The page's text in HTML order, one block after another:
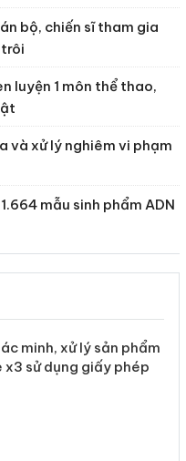
bộ, chiến sĩ tham gia
luyện 1 môn thể thao,
và xử lý nghiêm vi phạm
mẫu sinh phẩm ADN
minh, xử lý sản phẩm
x3 sử dụng giấy phép